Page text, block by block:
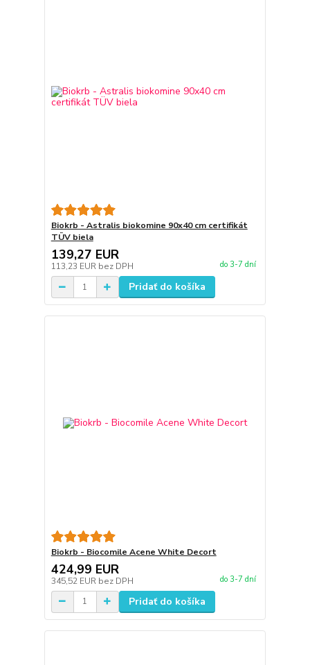
Biokrb - Astralis biokomine 90x40 cm certifikát
TÜV biela
139,27 EUR
113,23 EUR bez DPH do 3-7 dní
Pridať do košíka
Biokrb - Biocomile Acene White Decort
424,99 EUR
345,52 EUR bez DPH do 3-7 dní
Pridať do košíka